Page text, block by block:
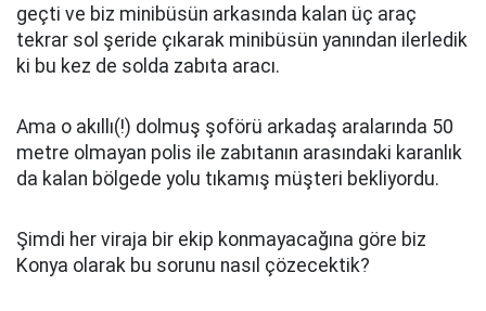
geçti ve biz minibüsün arkasında kalan üç araç
tekrar sol şeride çıkarak minibüsün yanından ilerledik
ki bu kez de solda zabıta aracı.
Ama o akıllı(!) dolmuş şoförü arkadaş aralarında 50
metre olmayan polis ile zabıtanın arasındaki karanlık
da kalan bölgede yolu tıkamış müşteri bekliyordu.
Şimdi her viraja bir ekip konmayacağına göre biz
Konya olarak bu sorunu nasıl çözecektik?